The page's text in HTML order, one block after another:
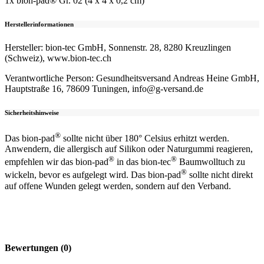
Herstellerinformationen
Hersteller: bion-tec GmbH, Sonnenstr. 28, 8280 Kreuzlingen
(Schweiz), www.bion-tec.ch
Verantwortliche Person: Gesundheitsversand Andreas Heine GmbH,
Hauptstraße 16, 78609 Tuningen, info@g-versand.de
Sicherheitshinweise
Das bion-pad® sollte nicht über 180° Celsius erhitzt werden.
Anwendern, die allergisch auf Silikon oder Naturgummi reagieren,
empfehlen wir das bion-pad® in das bion-tec® Baumwolltuch zu
wickeln, bevor es aufgelegt wird. Das bion-pad® sollte nicht direkt
auf offene Wunden gelegt werden, sondern auf den Verband.
Bewertungen (0)